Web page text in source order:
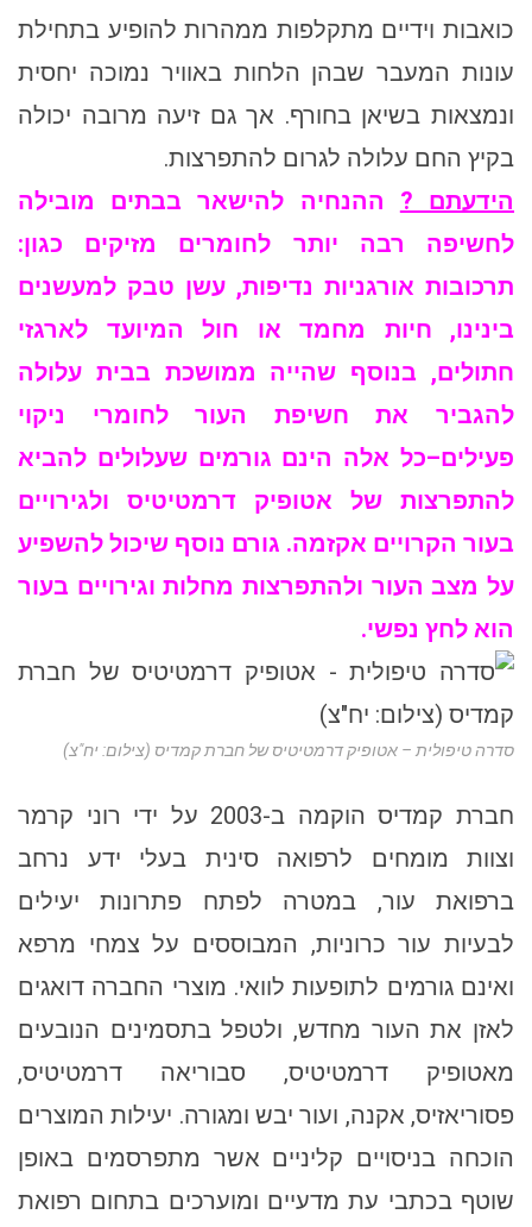
כואבות וידיים מתקלפות ממהרות להופיע בתחילת
עונות המעבר שבהן הלחות באוויר נמוכה יחסית
ונמצאות בשיאן בחורף. אך גם זיעה מרובה יכולה
בקיץ החם עלולה לגרום להתפרצות.
הידעתם ? ההנחיה להישאר בבתים מובילה
לחשיפה רבה יותר לחומרים מזיקים כגון:
תרכובות אורגניות נדיפות, עשן טבק למעשנים
בינינו, חיות מחמד או חול המיועד לארגזי
חתולים, בנוסף שהייה ממושכת בבית עלולה
להגביר את חשיפת העור לחומרי ניקוי
פעילים–כל אלה הינם גורמים שעלולים להביא
להתפרצות של אטופיק דרמטיטיס ולגירויים
בעור הקרויים אקזמה. גורם נוסף שיכול להשפיע
על מצב העור ולהתפרצות מחלות וגירויים בעור
הוא לחץ נפשי.
סדרה טיפולית – אטופיק דרמטיטיס של חברת קמדיס (צילום: יח"צ)
חברת קמדיס הוקמה ב-2003 על ידי רוני קרמר
וצוות מומחים לרפואה סינית בעלי ידע נרחב
ברפואת עור, במטרה לפתח פתרונות יעילים
לבעיות עור כרוניות, המבוססים על צמחי מרפא
ואינם גורמים לתופעות לוואי. מוצרי החברה דואגים
לאזן את העור מחדש, ולטפל בתסמינים הנובעים
מאטופיק דרמטיטיס, סבוריאה דרמטיטיס,
פסוריאזיס, אקנה, ועור יבש ומגורה. יעילות המוצרים
הוכחה בניסויים קליניים אשר מתפרסמים באופן
שוטף בכתבי עת מדעיים ומוערכים בתחום רפואת